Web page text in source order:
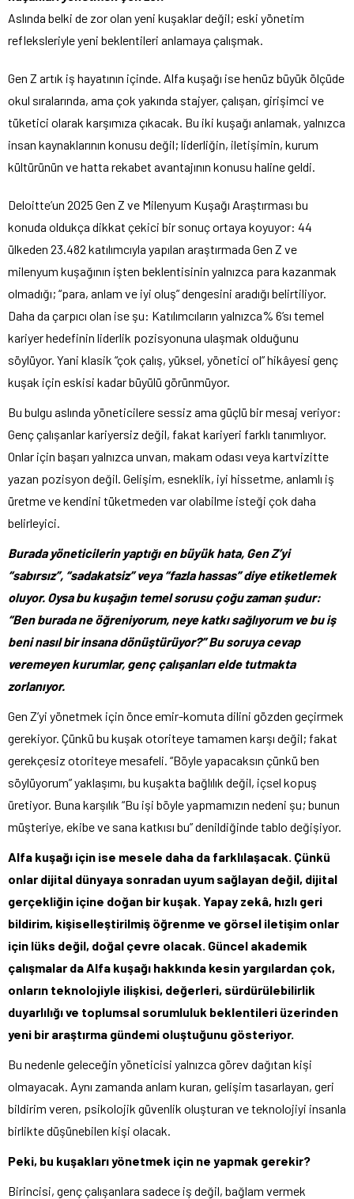
Aslında belki de zor olan yeni kuşaklar değil; eski yönetim
refleksleriyle yeni beklentileri anlamaya çalışmak.
Gen Z artık iş hayatının içinde. Alfa kuşağı ise henüz büyük ölçüde
okul sıralarında, ama çok yakında stajyer, çalışan, girişimci ve
tüketici olarak karşımıza çıkacak. Bu iki kuşağı anlamak, yalnızca
insan kaynaklarının konusu değil; liderliğin, iletişimin, kurum
kültürünün ve hatta rekabet avantajının konusu haline geldi.
Deloitte’un 2025 Gen Z ve Milenyum Kuşağı Araştırması bu
konuda oldukça dikkat çekici bir sonuç ortaya koyuyor: 44
ülkeden 23.482 katılımcıyla yapılan araştırmada Gen Z ve
milenyum kuşağının işten beklentisinin yalnızca para kazanmak
olmadığı; “para, anlam ve iyi oluş” dengesini aradığı belirtiliyor.
Daha da çarpıcı olan ise şu: Katılımcıların yalnızca% 6’sı temel
kariyer hedefinin liderlik pozisyonuna ulaşmak olduğunu
söylüyor. Yani klasik “çok çalış, yüksel, yönetici ol” hikâyesi genç
kuşak için eskisi kadar büyülü görünmüyor.
Bu bulgu aslında yöneticilere sessiz ama güçlü bir mesaj veriyor:
Genç çalışanlar kariyersiz değil, fakat kariyeri farklı tanımlıyor.
Onlar için başarı yalnızca unvan, makam odası veya kartvizitte
yazan pozisyon değil. Gelişim, esneklik, iyi hissetme, anlamlı iş
üretme ve kendini tüketmeden var olabilme isteği çok daha
belirleyici.
Burada yöneticilerin yaptığı en büyük hata, Gen Z’yi
“sabırsız”, “sadakatsiz” veya “fazla hassas” diye etiketlemek
oluyor. Oysa bu kuşağın temel sorusu çoğu zaman şudur:
“Ben burada ne öğreniyorum, neye katkı sağlıyorum ve bu iş
beni nasıl bir insana dönüştürüyor?” Bu soruya cevap
veremeyen kurumlar, genç çalışanları elde tutmakta
zorlanıyor.
Gen Z’yi yönetmek için önce emir-komuta dilini gözden geçirmek
gerekiyor. Çünkü bu kuşak otoriteye tamamen karşı değil; fakat
gerekçesiz otoriteye mesafeli. “Böyle yapacaksın çünkü ben
söylüyorum” yaklaşımı, bu kuşakta bağlılık değil, içsel kopuş
üretiyor. Buna karşılık “Bu işi böyle yapmamızın nedeni şu; bunun
müşteriye, ekibe ve sana katkısı bu” denildiğinde tablo değişiyor.
Alfa kuşağı için ise mesele daha da farklılaşacak. Çünkü
onlar dijital dünyaya sonradan uyum sağlayan değil, dijital
gerçekliğin içine doğan bir kuşak. Yapay zekâ, hızlı geri
bildirim, kişiselleştirilmiş öğrenme ve görsel iletişim onlar
için lüks değil, doğal çevre olacak. Güncel akademik
çalışmalar da Alfa kuşağı hakkında kesin yargılardan çok,
onların teknolojiyle ilişkisi, değerleri, sürdürülebilirlik
duyarlılığı ve toplumsal sorumluluk beklentileri üzerinden
yeni bir araştırma gündemi oluştuğunu gösteriyor.
Bu nedenle geleceğin yöneticisi yalnızca görev dağıtan kişi
olmayacak. Aynı zamanda anlam kuran, gelişim tasarlayan, geri
bildirim veren, psikolojik güvenlik oluşturan ve teknolojiyi insanla
birlikte düşünebilen kişi olacak.
Peki, bu kuşakları yönetmek için ne yapmak gerekir?
Birincisi, genç çalışanlara sadece iş değil, bağlam vermek